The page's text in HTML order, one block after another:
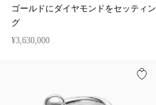
ゴールドにダイヤモンドをセッティン
グ
¥3,630,000